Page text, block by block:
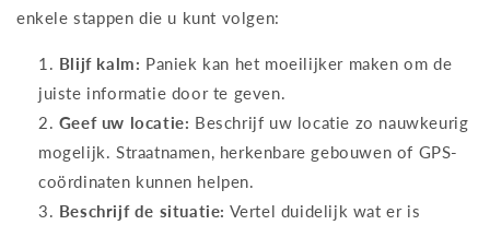
enkele stappen die u kunt volgen:
Blijf kalm: Paniek kan het moeilijker maken om de
juiste informatie door te geven.
Geef uw locatie: Beschrijf uw locatie zo nauwkeurig
mogelijk. Straatnamen, herkenbare gebouwen of GPS-
coördinaten kunnen helpen.
Beschrijf de situatie: Vertel duidelijk wat er is